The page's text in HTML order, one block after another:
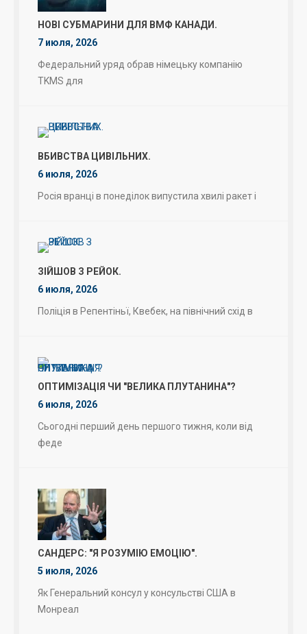
НОВІ СУБМАРИНИ ДЛЯ ВМФ КАНАДИ.
7 июля, 2026
Федеральний уряд обрав німецьку компанію
TKMS для
ВБИВСТВА ЦИВІЛЬНИХ.
6 июля, 2026
Росія вранці в понеділок випустила хвилі ракет і
ЗІЙШОВ З РЕЙОК.
6 июля, 2026
Поліція в Репентіньї, Квебек, на північний схід в
ОПТИМІЗАЦІЯ ЧИ "ВЕЛИКА ПЛУТАНИНА"?
6 июля, 2026
Сьогодні перший день першого тижня, коли від
феде
САНДЕРС: "Я РОЗУМІЮ ЕМОЦІЮ".
5 июля, 2026
Як Генеральний консул у консульстві США в
Монреал